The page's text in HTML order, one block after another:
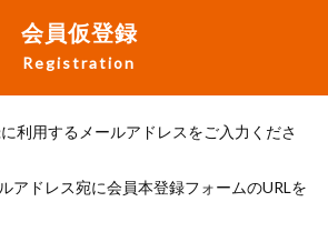
会員仮登録
Registration
利用するメールアドレスをご入力くださ
アドレス宛に会員本登録フォームのURLを